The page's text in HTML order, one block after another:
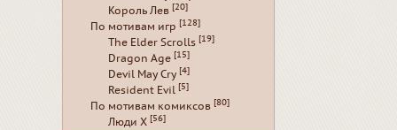
Король Лев [20]
По мотивам игр [128]
The Elder Scrolls [19]
Dragon Age [15]
Devil May Cry [4]
Resident Evil [5]
По мотивам комиксов [80]
Люди Х [56]